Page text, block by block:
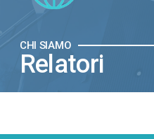
CHI SIAMO
Relatori